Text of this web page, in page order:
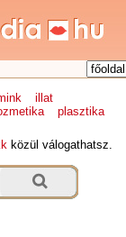
illat
plasztika
közül válogathatsz.